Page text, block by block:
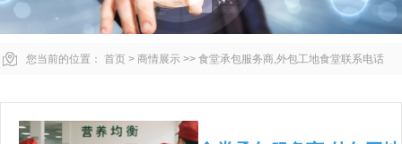
您当前的位置： 首页 > 商情展示 >> 食堂承包服务商,外包工地食堂联系电话